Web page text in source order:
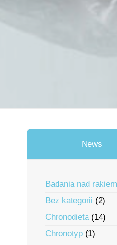
News
Badania nad rakiem
Bez kategorii (2)
Chronodieta(14)
Chronotyp (1)